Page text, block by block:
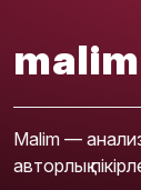
malim
Malim —
авторлық